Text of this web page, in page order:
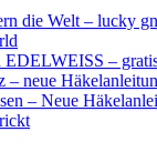
die Welt – lucky
EDELWEISS –
– neue
– Neue